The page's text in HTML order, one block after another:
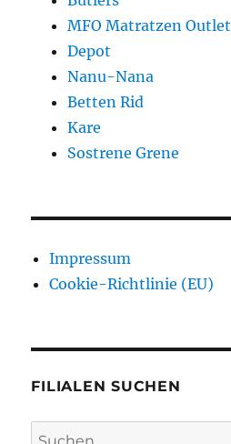
MFO Matratzen Outlet
Depot
Nanu-Nana
Betten Rid
Kare
Sostrene Grene
Impressum
Cookie-Richtlinie (EU)
FILIALEN SUCHEN
Suchen